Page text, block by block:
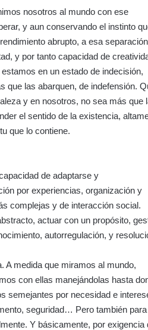
nosotros al mundo con ese
y aun conservando el instinto
abrupto, a esa
y por tanto capacidad de
en un estado de indecisión,
que las abarquen, de indefensión.
y en nosotros, no sea más que
el sentido de la existencia,
que lo contiene.
de adaptarse y
por experiencias, organización y
complejas y de interacción social.
actuar con un propósito,
autorregulación, y
A medida que miramos al mundo,
con ellas manejándolas hasta
semejantes por necesidad e
seguridad… Pero también para
Y básicamente, por exigencia